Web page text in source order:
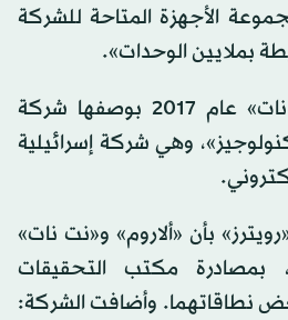
الأجهزة المتاحة للشركة
بملايين الوحدات».
وتأسست شركة «نت نات» عام 2017 بوصفها شركة
وهي شركة إسرائيلية
بأن «ألاروم» و«نت نات»
بمصادرة مكتب التحقيقات
نطاقاتهما. وأضافت الشركة: